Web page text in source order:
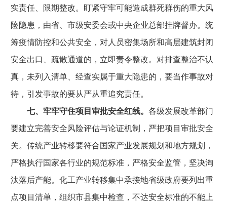
实责任、限期整改。盯紧守牢可能造成群死群伤的重大风
险隐患，由省、市级安委会或中央企业总部挂牌督办。统
筹疫情防控和公共安全，对人员密集场所和高层建筑封闭
安全出口、疏散通道的，立即责令整改。对排查整治不认
真，未列入清单、经查实属于重大隐患的，要当作事故对
待，引发事故的要从严从重追究责任。
七、牢牢守住项目审批安全红线。 各级发展改革部门
要建立完善安全风险评估与论证机制，严把项目审批安全
关。传统产业转移要符合国家产业发展规划和地方规划，
严格执行国家各行业的规范标准，严格安全监管，坚决淘
汰落后产能。化工产业转移集中承接地省级政府要列出重
点项目清单，组织市县集中检查，不达安全标准的不能上